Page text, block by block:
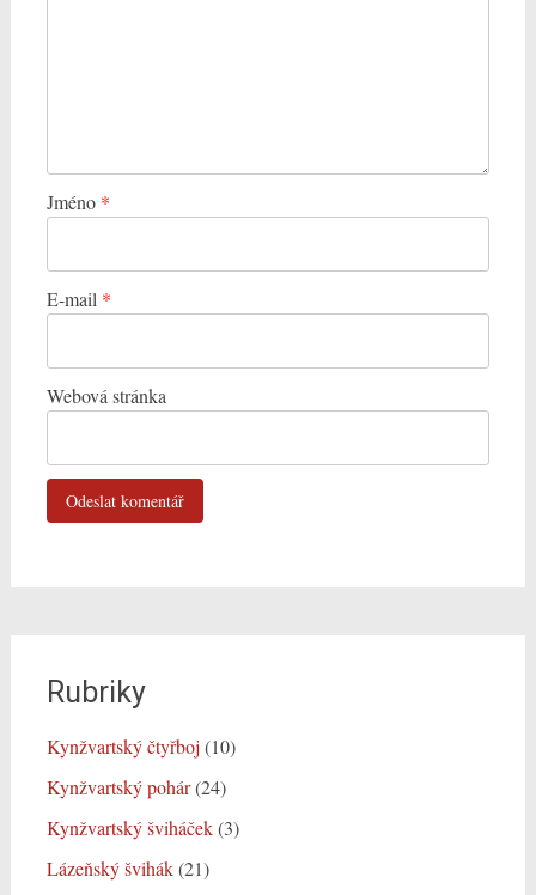
Jméno *
E-mail *
Webová stránka
Rubriky
Kynžvartský čtyřboj (10)
Kynžvartský pohár(24)
Kynžvartský šviháček(3)
Lázeňský švihák(21)